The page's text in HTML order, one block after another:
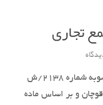
تجاری
شهرداری قوچان در نظر دارد به استناد مصوبه شماره 2138/ش
شهر قوچان و بر اساس ماده